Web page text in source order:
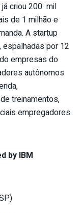
criou 200 mil
de 1 milhão e
A startup
por 12
empresas do
autônomos
treinamentos,
empregadores.
by IBM